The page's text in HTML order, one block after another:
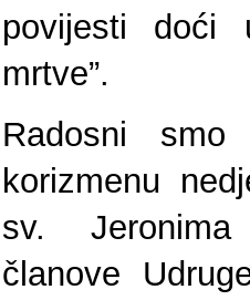
povijesti
mrtve”.
Radosni
korizmenu
sv.
članove